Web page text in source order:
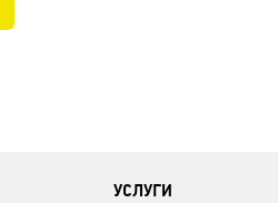
УСЛУГИ